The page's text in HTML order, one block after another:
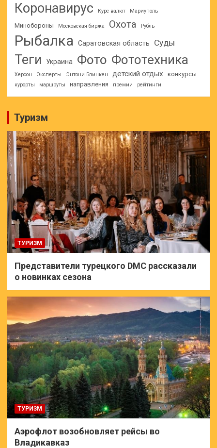
Коронавирус Курс валют Мариуполь
Минобороны Московская биржа Охота Рубль
Рыбалка Саратовская область Суды
Теги Украина Фото Фототехника
Херсон Эксперты Энтони Блинкен детский отдых конкурсы
курорты маршруты направления премии рейтинги
Туризм
ТУРИЗМ
Представители турецкого DMC рассказали
о новинках сезона
ТУРИЗМ
Аэрофлот возобновляет рейсы во
Владикавказ